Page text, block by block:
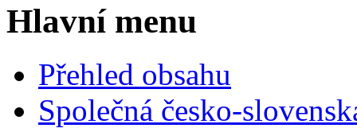
Hlavní menu
Přehled obsahu
Společná česko-